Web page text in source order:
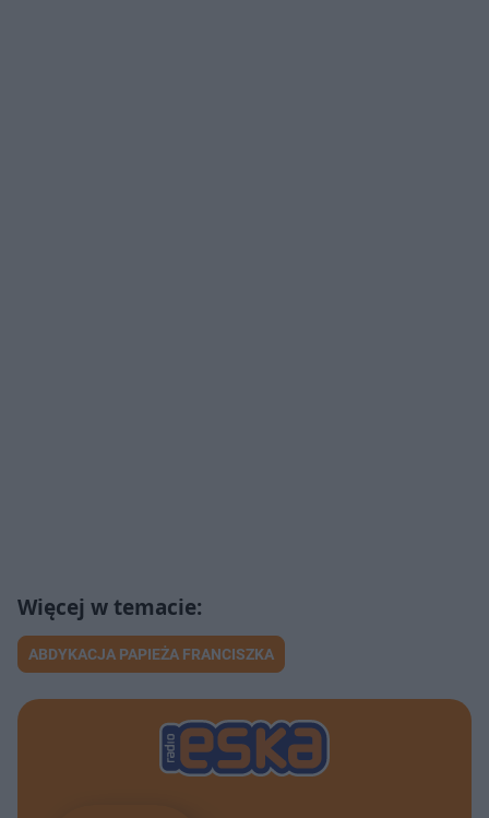
ABDYKACJA PAPIEŻA FRANCISZKA